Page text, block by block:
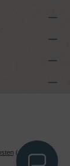
(ab 39 €